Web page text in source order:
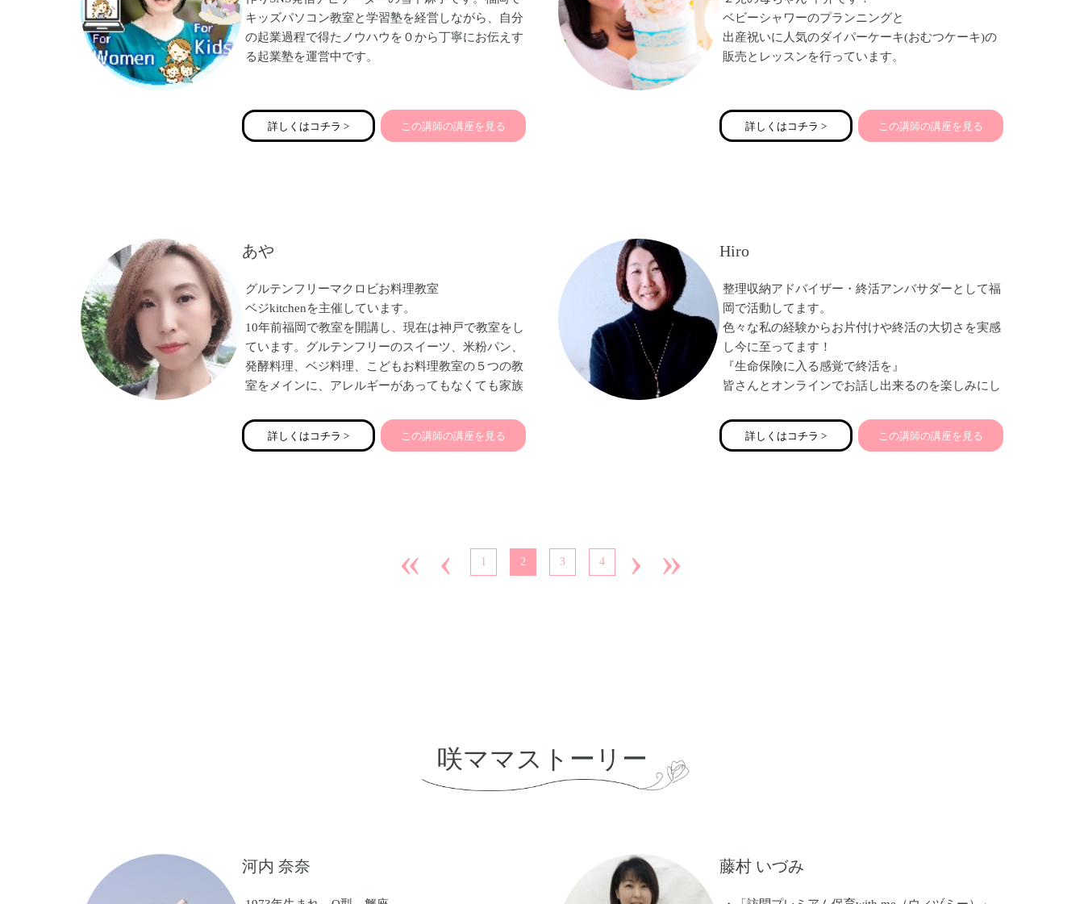
キッズパソコン教室と学習塾を経営しながら、自分
の起業過程で得たノウハウを０から丁寧にお伝えす
る起業塾を運営中です。
ントを借りて起業した私は、最初から失敗の連続で
した。2年間赤字続きで撤退ギリギリの状態。心身
へ、進むべき方向を個別にナビゲートします！
詳しくはコチラ > この講師の講座を見る
ベビーシャワーのプランニングと
出産祝いに人気のダイパーケーキ(おむつケーキ)の
販売とレッスンを行っています。
新しい命を授かったことをお祝いする
アメリカの文化です。
詳しくはコチラ > この講師の講座を見る
あや
グルテンフリーマクロビお料理教室
ベジkitchenを主催しています。
10年前福岡で教室を開講し、現在は神戸で教室をし
ています。グルテンフリーのスイーツ、米粉パン、
発酵料理、ベジ料理、こどもお料理教室の５つの教
室をメインに、アレルギーがあってもなくても家族
ン、通信などでお伝えしています。
詳しくはコチラ > この講師の講座を見る
Hiro
整理収納アドバイザー・終活アンバサダーとして福
岡で活動してます。
色々な私の経験からお片付けや終活の大切さを実感
し今に至ってます！
『生命保険に入る感覚で終活を』
皆さんとオンラインでお話し出来るのを楽しみにし
詳しくはコチラ > この講師の講座を見る
« ‹ 1 2 3 4 › »
咲ママストーリー
河内 奈奈 藤村 いづみ